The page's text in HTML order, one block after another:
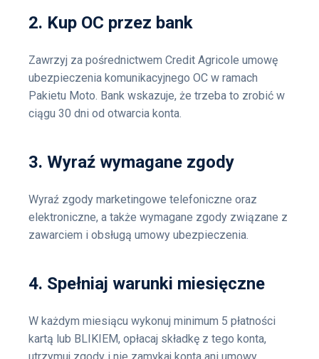
2. Kup OC przez bank
Zawrzyj za pośrednictwem Credit Agricole umowę
ubezpieczenia komunikacyjnego OC w ramach
Pakietu Moto. Bank wskazuje, że trzeba to zrobić w
ciągu 30 dni od otwarcia konta.
3. Wyraź wymagane zgody
Wyraź zgody marketingowe telefoniczne oraz
elektroniczne, a także wymagane zgody związane z
zawarciem i obsługą umowy ubezpieczenia.
4. Spełniaj warunki miesięczne
W każdym miesiącu wykonuj minimum 5 płatności
kartą lub BLIKIEM, opłacaj składkę z tego konta,